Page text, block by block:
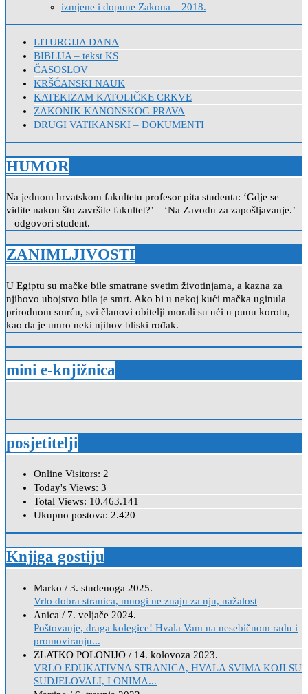
izmjene i dopune Zakona – 2018.
LITURGIJA DANA
BIBLIJA – tekst KS
ČASOSLOV
KRŠĆANSKI NAUK
KATEKIZAM KATOLIČKE CRKVE
ZAKONIK KANONSKOG PRAVA
DRUGI VATIKANSKI – DOKUMENTI
HUMOR
Na jednom hrvatskom fakultetu profesor pita studenta: ‘Gdje se
vidite nakon što završite fakultet?’ – ‘Na Zavodu za zapošljavanje.’
– odgovori student.
ZANIMLJIVOSTI
U Egiptu su mačke bile smatrane svetim životinjama, a kazna za
njihovo ubojstvo bila je smrt. Ako bi u nekoj kući mačka uginula
prirodnom smrću, svi članovi obitelji morali su ući u punu korotu,
kao da je umro neki njihov bliski rođak.
mini e-knjižnica
posjetitelji
Online Visitors: 2
Today's Views: 3
Total Views: 10.463.141
Ukupno postova: 2.420
Knjiga gostiju
Marko / 3. studenoga 2025.
Vrlo dobra stranica, mnogi ne znaju za nju, nažalost
Anica / 7. veljače 2024.
Poštovanje, draga kolegice! Hvala Vam na nesebičnom radu i
promoviranju...
ZLATKO POLONIJO / 14. kolovoza 2023.
VRLO EDUKATIVNA STRANICA, HVALA SVIMA KOJI SU
SUDJELOVALI, I ONIMA...